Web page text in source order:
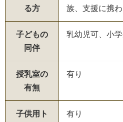
る方
族、支援に携
子どもの
同伴
乳幼児可、小
授乳室の
有無
有り
子供用ト
有り